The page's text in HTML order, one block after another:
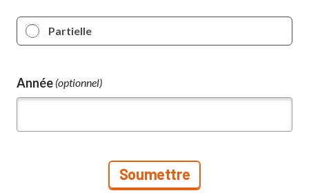
Partielle
Année (optionnel)